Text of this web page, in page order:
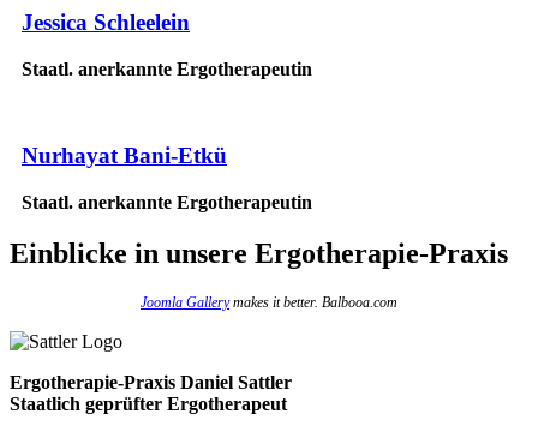
Jessica Schleelein
Staatl. anerkannte Ergotherapeutin
Nurhayat Bani-Etkü
Staatl. anerkannte Ergotherapeutin
Einblicke in unsere Ergotherapie-Praxis
Joomla Gallerymakes it better. Balbooa.com
Ergotherapie-Praxis Daniel Sattler
Staatlich geprüfter Ergotherapeut